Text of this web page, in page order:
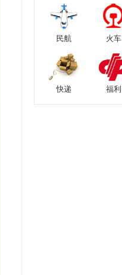
民航 火车
快递 福利